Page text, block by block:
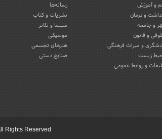
و آموزش
و درمان
و جامعه
و قانون
و میراث فرهنگی
زیست
و روابط عمومی
رسانه‌ها
نشریات و کتاب
سینما و تئاتر
موسیقی
هنرهای تجسمی
صنایع دستی
Rights Reserved